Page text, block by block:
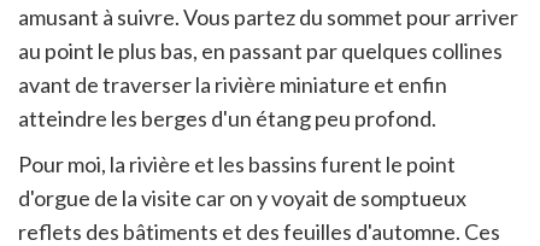
amusant à suivre. Vous partez du sommet pour arriver
au point le plus bas, en passant par quelques collines
avant de traverser la rivière miniature et enfin
atteindre les berges d'un étang peu profond.
Pour moi, la rivière et les bassins furent le point
d'orgue de la visite car on y voyait de somptueux
reflets des bâtiments et des feuilles d'automne. Ces